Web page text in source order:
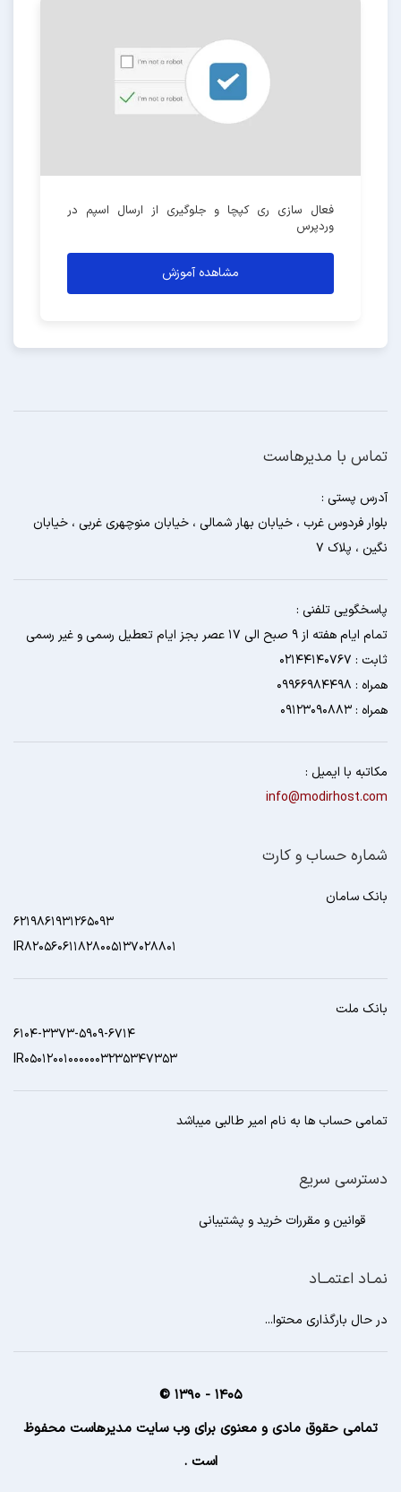
فعال سازی ری کپچا و جلوگیری از ارسال اسپم در
وردپرس
مشاهده آموزش
تماس با مدیرهاست
آدرس پستی :
بلوار فردوس غرب ، خیابان بهار شمالی ، خیابان منوچهری غربی ، خیابان
نگین ، پلاک 7
پاسخگویی تلفنی :
تمام ایام هفته از 9 صبح الی 17 عصر بجز ایام تعطیل رسمی و غیر رسمی
ثابت : 02144140767
همراه : 09966984498
همراه : 09123090883
مکاتبه با ایمیل :
info@modirhost.com
شماره حساب و کارت
بانک سامان
6219861931265093
IR820560611828005137028801
بانک ملت
6104-3373-5909-6714
IR050120010000003235347353
تمامی حساب ها به نام امیر طالبی میباشد
دسترسی سریع
قوانین و مقررات خرید و پشتیبانی
نمـاد اعتمــاد
در حال بارگذاری محتوا...
1405 - 1390 ©
تمامی حقوق مادی و معنوی برای وب سایت مدیرهاست محفوظ
است .